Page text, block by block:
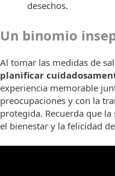
desechos.
Un binomio
Al tomar las medidas de
planificar
experiencia memorable
preocupaciones y con la
protegida. Recuerda que
el bienestar y la felicidad